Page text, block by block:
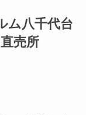
ム八千代台
売所